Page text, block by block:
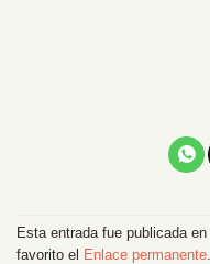
Esta entrada fue publicada en
favorito el Enlace permanente